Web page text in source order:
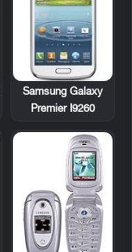
Samsung Galaxy
Premier I9260